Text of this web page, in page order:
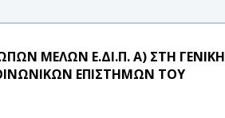
ΜΕΛΩΝ Ε.ΔΙ.Π. Α) ΣΤΗ ΓΕΝΙΚΗ
ΕΠΙΣΤΗΜΩΝ ΤΟΥ